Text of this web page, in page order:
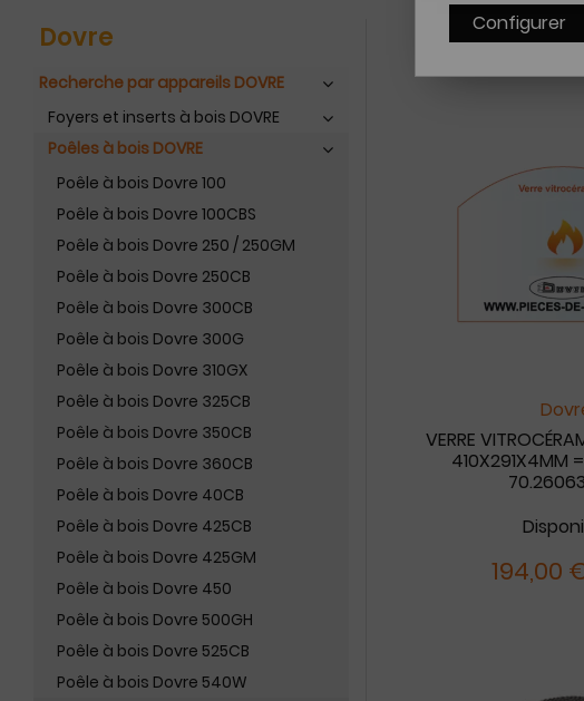
Dovre
Recherche par appareils DOVRE
Foyers et inserts à bois DOVRE
Poêles à bois DOVRE
Poêle à bois Dovre 100
Poêle à bois Dovre 100CBS
Poêle à bois Dovre 250 / 250GM
Poêle à bois Dovre 250CB
Poêle à bois Dovre 300CB
Poêle à bois Dovre 300G
Poêle à bois Dovre 310GX
Poêle à bois Dovre 325CB
Poêle à bois Dovre 350CB
Poêle à bois Dovre 360CB
Poêle à bois Dovre 40CB
Poêle à bois Dovre 425CB
Poêle à bois Dovre 425GM
Poêle à bois Dovre 450
Poêle à bois Dovre 500GH
Poêle à bois Dovre 525CB
Poêle à bois Dovre 540W
VERRE
410X291X4MM =
194,00
Configurer